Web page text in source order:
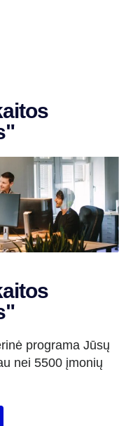
programa Jūsų
nei 5500 įmonių